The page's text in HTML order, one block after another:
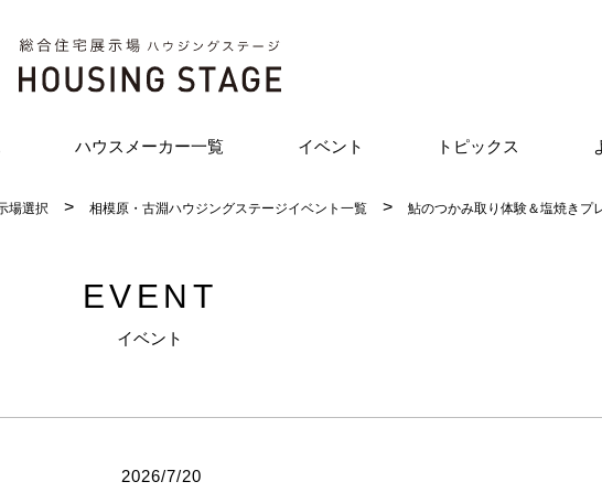
ハウスメーカー一覧 イベント トピックス
場選択 相模原・古淵ハウジングステージイベント一覧 鮎のつかみ取り体験＆塩焼きプ
EVENT
イベント
2026/7/20